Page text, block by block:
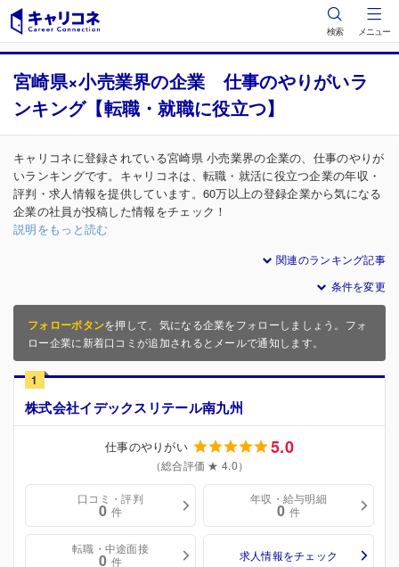
検索 メニュー
宮崎県×小売業界の企業 仕事のやりがいラ
ンキング【転職・就職に役立つ】
キャリコネに登録されている宮崎県 小売業界の企業の、仕事のやりが
いランキングです。キャリコネは、転職・就活に役立つ企業の年収・
評判・求人情報を提供しています。60万以上の登録企業から気になる
企業の社員が投稿した情報をチェック！
説明をもっと読む
関連のランキング記事
条件を変更
フォローボタンを押して、気になる企業をフォローしましょう。フォ
ロー企業に新着口コミが追加されるとメールで通知します。
1
株式会社イデックスリテール南九州
仕事のやりがい 5.0
（総合評価 ★ 4.0）
口コミ・評判
0 件
年収・給与明細
0 件
転職・中途面接
0 件 求人情報をチェック